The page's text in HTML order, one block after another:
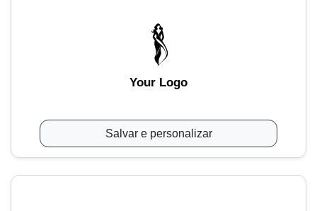
Your Logo
Salvar e personalizar